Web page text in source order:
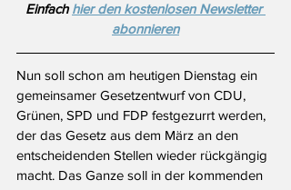
Einfach hier den kostenlosen Newsletter
abonnieren
Nun soll schon am heutigen Dienstag ein
gemeinsamer Gesetzentwurf von CDU,
Grünen, SPD und FDP festgezurrt werden,
der das Gesetz aus dem März an den
entscheidenden Stellen wieder rückgängig
macht. Das Ganze soll in der kommenden